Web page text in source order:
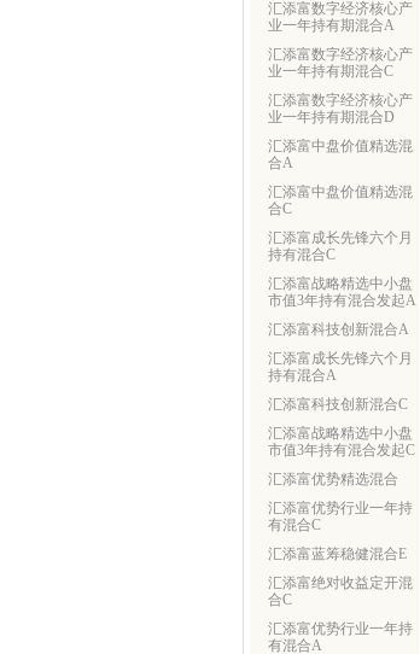
汇添富数字经济核心产
业一年持有期混合A
汇添富数字经济核心产
业一年持有期混合C
汇添富数字经济核心产
业一年持有期混合D
汇添富中盘价值精选混
合A
汇添富中盘价值精选混
合C
汇添富成长先锋六个月
持有混合C
汇添富战略精选中小盘
市值3年持有混合发起A
汇添富科技创新混合A
汇添富成长先锋六个月
持有混合A
汇添富科技创新混合C
汇添富战略精选中小盘
市值3年持有混合发起C
汇添富优势精选混合
汇添富优势行业一年持
有混合C
汇添富蓝筹稳健混合E
汇添富绝对收益定开混
合C
汇添富优势行业一年持
有混合A